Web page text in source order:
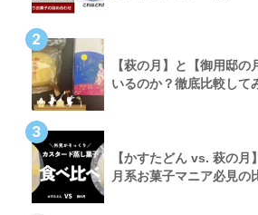
2
【萩の月】と【御用邸
いるのか？徹底比較して
3
【かすたどん vs. 萩の月
月系お菓子マニア必見の